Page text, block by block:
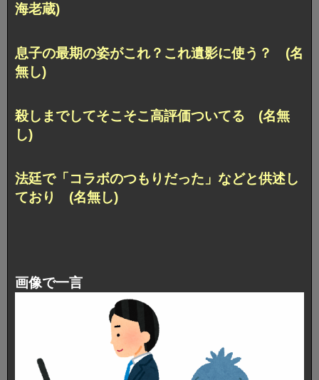
海老蔵)
息子の最期の姿がこれ？これ遺影に使う？ (名
無し)
殺しまでしてそこそこ高評価ついてる (名無
し)
法廷で「コラボのつもりだった」などと供述し
ており (名無し)
画像で一言